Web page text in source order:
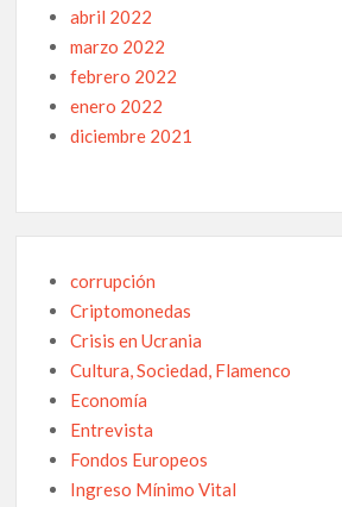
abril 2022
marzo 2022
febrero 2022
enero 2022
diciembre 2021
corrupción
Criptomonedas
Crisis en Ucrania
Cultura, Sociedad, Flamenco
Economía
Entrevista
Fondos Europeos
Ingreso Mínimo Vital